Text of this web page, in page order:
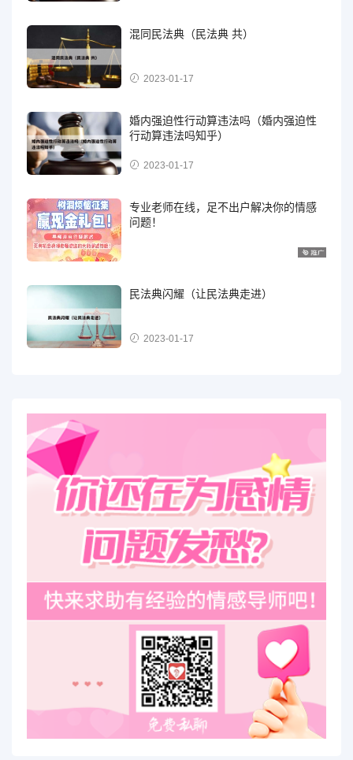
混同民法典（民法典 共）
2023-01-17
婚内强迫性行动算违法吗（婚内强迫性
行动算违法吗知乎）
2023-01-17
专业老师在线，足不出户解决你的情感
问题！
民法典闪耀（让民法典走进）
2023-01-17